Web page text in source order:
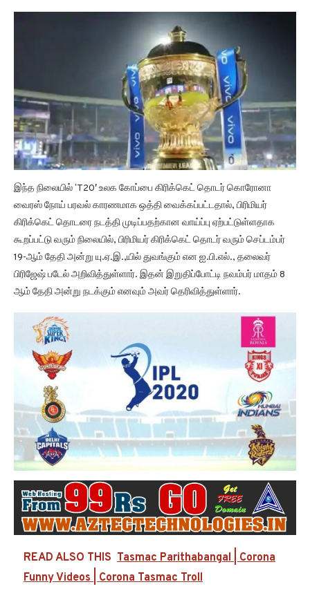
இந்த நிலையில் ‛T20′ உலக கோப்பை கிரிக்கெட் தொடர் கொரோனா
வைரஸ் நோய் பரவல் காரணமாக ஒத்தி வைக்கப்பட்டதால், பிரிமியர்
கிரிக்கெட் தொடரை நடத்தி முடிப்பதற்கான வாய்ப்பு ஏற்பட்டுள்ளதாக
கூறப்பட்டு வரும் நிலையில், பிரிமியர் கிரிக்கெட் தொடர் வரும் செப்டம்பர்
19-ஆம் தேதி அன்று யு.ஏ.இ.,யில் துவங்கும் என ஐ.பி.எல்., தலைவர்
பிரிஜேஷ் படேல் அறிவித்துள்ளார். இதன் இறுதிப்போட்டி நவம்பர் மாதம் 8
ஆம் தேதி அன்று நடக்கும் எனவும் அவர் தெரிவித்துள்ளார்.
READ ALSO THIS Tasmac Parithabangal | Corona
Funny Videos | Corona Tasmac Troll